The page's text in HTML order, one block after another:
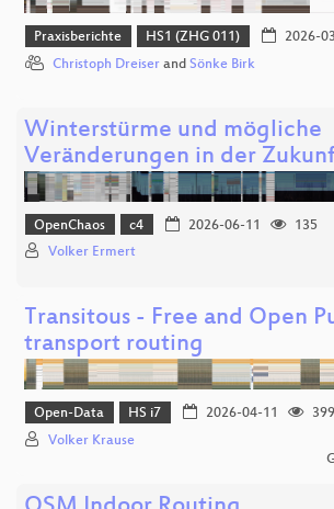
Praxisberichte HS1 (ZHG 011) 2026-
Christoph Dreiser and Sönke Birk
Winterstürme und mögliche
Veränderungen in der
OpenChaos c4 2026-06-11
135
Volker Ermert
Transitous - Free and Open
transport routing
Open-Data HS i7 2026-04-11
399
Volker Krause